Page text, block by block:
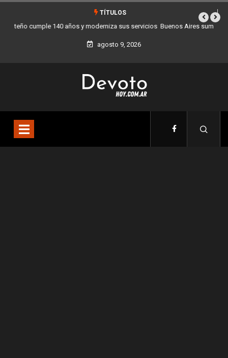
TÍTULOS
Buenos Aires sumó 12 nuevos Bares Notables y ya son 90 en toda la
Ciudad
agosto 9, 2026